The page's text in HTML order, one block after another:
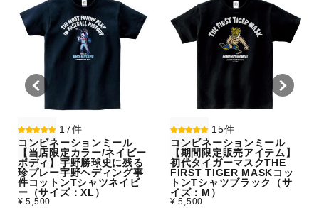
17件
コンビネーションミール
【当店限定カラー/ネイビー
ボディ】宇野勝球史に残る
珍プレー宇野ヘディング事
件コットンTシャツネイビ
ー（サイズ：XL）
¥ 5,500
15件
コンビネーションミール
【期間限定販売アイテム】
初代タイガーマスクTHE
FIRST TIGER MASKコッ
トンTシャツブラック（サ
イズ：M）
¥ 5,500